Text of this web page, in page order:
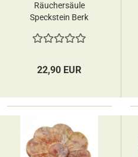
Räuchersäule
Speckstein Berk
22,90 EUR